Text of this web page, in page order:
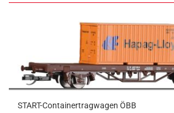
START-Containertragwagen ÖBB